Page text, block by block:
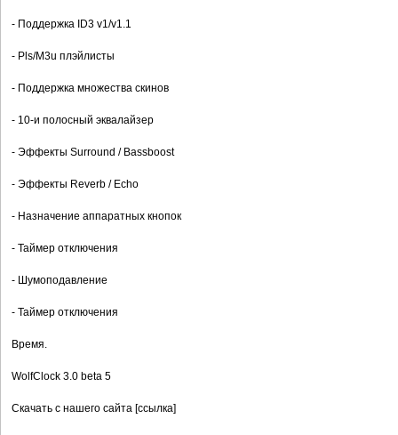
- Поддержка ID3 v1/v1.1
- Pls/M3u плэйлисты
- Поддержка множества скинов
- 10-и полосный эквалайзер
- Эффекты Surround / Bassboost
- Эффекты Reverb / Echo
- Назначение аппаратных кнопок
- Таймер отключения
- Шумоподавление
- Таймер отключения
Время.
WolfClock 3.0 beta 5
Скачать с нашего сайта [ссылка]